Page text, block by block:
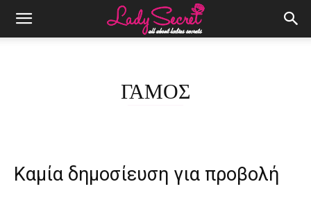
ΓΑΜΟΣ
Καμία δημοσίευση για προβολή